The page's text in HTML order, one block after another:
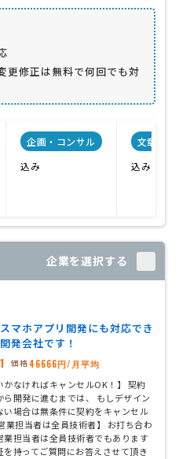
更修正は無料で何回でも対
企画・コンサル
込み
文章作成
込み
企業を選択する
マホアプリ開発にも対応でき
発会社です！
1 価格 46666円/月平均
かなければキャンセルOK！】 契約
開発に進むまでは、 もしデザイン
い場合は無条件に契約をキャンセル
業担当者は全員技術者】 お打ち合わ
業担当者は全員技術者でもあります
を持ってご質問にお答えさせて頂き